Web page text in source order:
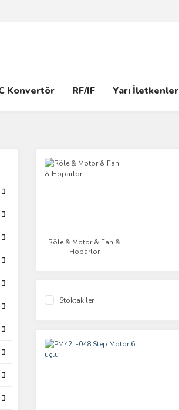
Konvertör RF/IF Yarı İletkenler
Röle & Motor & Fan &
Hoparlör
Stoktakiler